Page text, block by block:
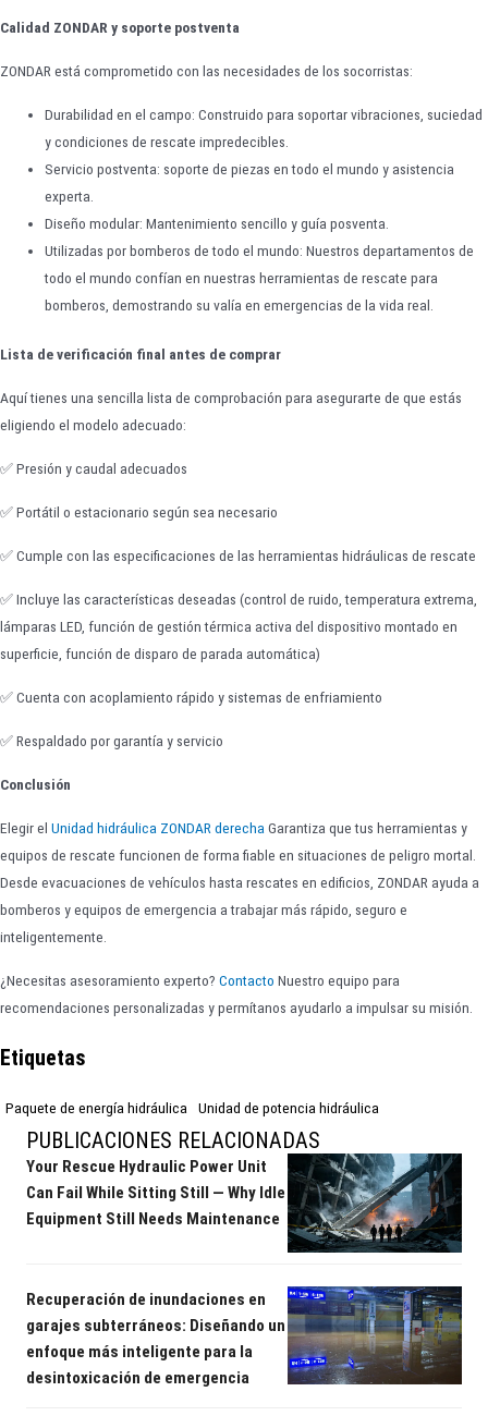
Calidad ZONDAR y soporte postventa
ZONDAR está comprometido con las necesidades de los socorristas:
Durabilidad en el campo: Construido para soportar vibraciones, suciedad
y condiciones de rescate impredecibles.
Servicio postventa: soporte de piezas en todo el mundo y asistencia
experta.
Diseño modular: Mantenimiento sencillo y guía posventa.
Utilizadas por bomberos de todo el mundo: Nuestros departamentos de
todo el mundo confían en nuestras herramientas de rescate para
bomberos, demostrando su valía en emergencias de la vida real.
Lista de verificación final antes de comprar
Aquí tienes una sencilla lista de comprobación para asegurarte de que estás
eligiendo el modelo adecuado:
✅ Presión y caudal adecuados
✅ Portátil o estacionario según sea necesario
✅ Cumple con las especificaciones de las herramientas hidráulicas de rescate
✅ Incluye las características deseadas (control de ruido, temperatura extrema,
lámparas LED, función de gestión térmica activa del dispositivo montado en
superficie, función de disparo de parada automática)
✅ Cuenta con acoplamiento rápido y sistemas de enfriamiento
✅ Respaldado por garantía y servicio
Conclusión
Elegir el Unidad hidráulica ZONDAR derechaGarantiza que tus herramientas y
equipos de rescate funcionen de forma fiable en situaciones de peligro mortal.
Desde evacuaciones de vehículos hasta rescates en edificios, ZONDAR ayuda a
bomberos y equipos de emergencia a trabajar más rápido, seguro e
inteligentemente.
¿Necesitas asesoramiento experto? Contacto Nuestro equipo para
recomendaciones personalizadas y permítanos ayudarlo a impulsar su misión.
Etiquetas
Paquete de energía hidráulica Unidad de potencia hidráulica
PUBLICACIONES RELACIONADAS
Your Rescue Hydraulic Power Unit
Can Fail While Sitting Still — Why Idle
Equipment Still Needs Maintenance
Recuperación de inundaciones en
garajes subterráneos: Diseñando un
enfoque más inteligente para la
desintoxicación de emergencia